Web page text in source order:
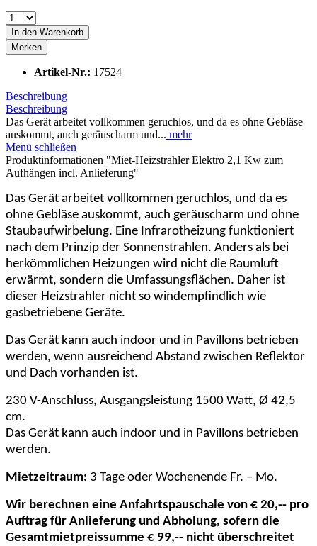
In den Warenkorb
Merken
Artikel-Nr.: 17524
Beschreibung
Beschreibung
Das Gerät arbeitet vollkommen geruchlos, und da es ohne Gebläse
auskommt, auch geräuscharm und... mehr
Menü schließen
Produktinformationen "Miet-Heizstrahler Elektro 2,1 Kw zum
Aufhängen incl. Anlieferung"
Das Gerät arbeitet vollkommen geruchlos, und da es
ohne Gebläse auskommt, auch geräuscharm und ohne
Staubaufwirbelung. Eine Infrarotheizung funktioniert
nach dem Prinzip der Sonnenstrahlen. Anders als bei
herkömmlichen Heizungen wird nicht die Raumluft
erwärmt, sondern die Umfassungsflächen. Daher ist
dieser Heizstrahler nicht so windempfindlich wie
gasbetriebene Geräte.
Das Gerät kann auch indoor und in Pavillons betrieben
werden, wenn ausreichend Abstand zwischen Reflektor
und Dach vorhanden ist.
230 V-Anschluss, Ausgangsleistung 1500 Watt, Ø 42,5
cm.
Das Gerät kann auch indoor und in Pavillons betrieben
werden.
Mietzeitraum: 3 Tage oder Wochenende Fr. – Mo.
Wir berechnen eine Anfahrtspauschale von € 20,-- pro
Auftrag für Anlieferung und Abholung, sofern die
Gesamtmietpreissumme € 99,-- nicht überschreitet